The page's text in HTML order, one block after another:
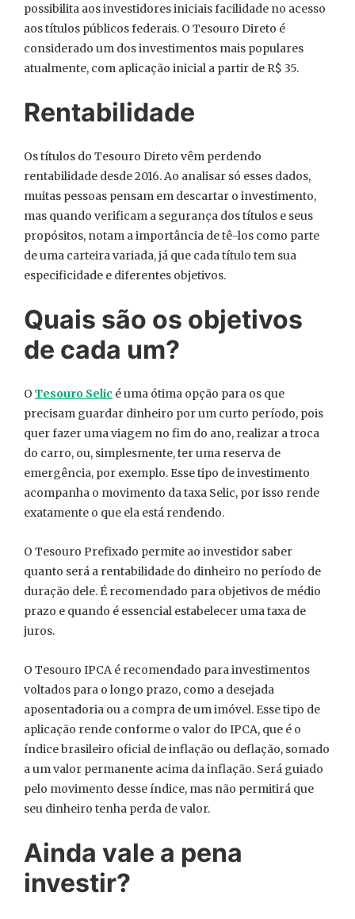
possibilita aos investidores iniciais facilidade no acesso
aos títulos públicos federais. O Tesouro Direto é
considerado um dos investimentos mais populares
atualmente, com aplicação inicial a partir de R$ 35.
Rentabilidade
Os títulos do Tesouro Direto vêm perdendo
rentabilidade desde 2016. Ao analisar só esses dados,
muitas pessoas pensam em descartar o investimento,
mas quando verificam a segurança dos títulos e seus
propósitos, notam a importância de tê-los como parte
de uma carteira variada, já que cada título tem sua
especificidade e diferentes objetivos.
Quais são os objetivos
de cada um?
O Tesouro Selic é uma ótima opção para os que
precisam guardar dinheiro por um curto período, pois
quer fazer uma viagem no fim do ano, realizar a troca
do carro, ou, simplesmente, ter uma reserva de
emergência, por exemplo. Esse tipo de investimento
acompanha o movimento da taxa Selic, por isso rende
exatamente o que ela está rendendo.
O Tesouro Prefixado permite ao investidor saber
quanto será a rentabilidade do dinheiro no período de
duração dele. É recomendado para objetivos de médio
prazo e quando é essencial estabelecer uma taxa de
juros.
O Tesouro IPCA é recomendado para investimentos
voltados para o longo prazo, como a desejada
aposentadoria ou a compra de um imóvel. Esse tipo de
aplicação rende conforme o valor do IPCA, que é o
índice brasileiro oficial de inflação ou deflação, somado
a um valor permanente acima da inflação. Será guiado
pelo movimento desse índice, mas não permitirá que
seu dinheiro tenha perda de valor.
Ainda vale a pena
investir?